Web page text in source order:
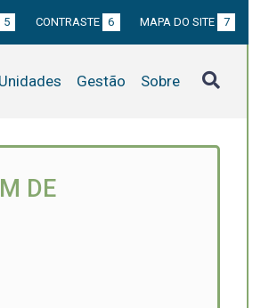
5 CONTRASTE 6 MAPA DO SITE 7
Unidades Gestão Sobre
DE